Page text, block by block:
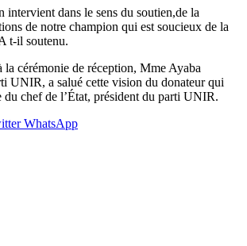
intervient dans le sens du soutien,de la
de notre champion qui est soucieux de la
t-il soutenu.
la cérémonie de réception, Mme Ayaba
UNIR, a salué cette vision du donateur qui
du chef de l’État, président du parti UNIR.
WhatsApp